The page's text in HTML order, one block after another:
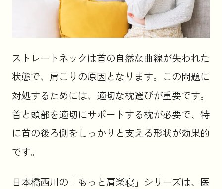
ストレートネックは首の自然な曲線が失われた
状態で、肩こりの原因となります。この問題に
対処するためには、適切な枕選びが重要です。
首と頭部を適切にサポートする枕が必要で、特
に首の後ろ側をしっかりと支える形状が効果的
です。
日本橋西川の「もっと肩楽寝」シリーズは、医